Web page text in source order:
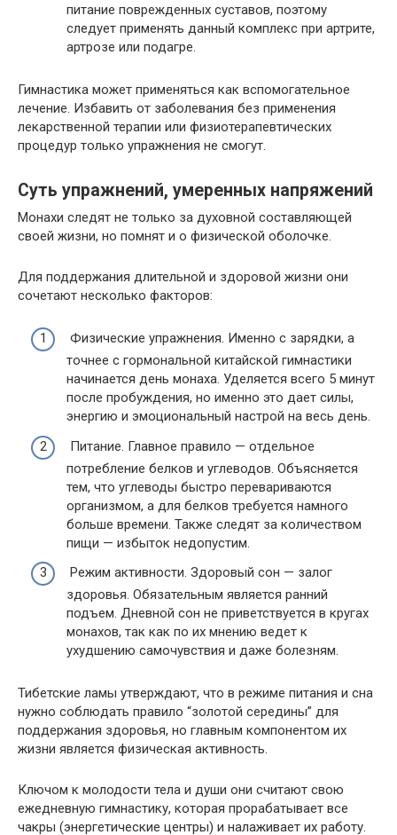
питание поврежденных суставов, поэтому
следует применять данный комплекс при артрите,
артрозе или подагре.
Гимнастика может применяться как вспомогательное
лечение. Избавить от заболевания без применения
лекарственной терапии или физиотерапевтических
процедур только упражнения не смогут.
Суть упражнений, умеренных напряжений
Монахи следят не только за духовной составляющей
своей жизни, но помнят и о физической оболочке.
Для поддержания длительной и здоровой жизни они
сочетают несколько факторов:
Физические упражнения. Именно с зарядки, а
точнее с гормональной китайской гимнастики
начинается день монаха. Уделяется всего 5 минут
после пробуждения, но именно это дает силы,
энергию и эмоциональный настрой на весь день.
Питание. Главное правило — отдельное
потребление белков и углеводов. Объясняется
тем, что углеводы быстро перевариваются
организмом, а для белков требуется намного
больше времени. Также следят за количеством
пищи — избыток недопустим.
Режим активности. Здоровый сон — залог
здоровья. Обязательным является ранний
подъем. Дневной сон не приветствуется в кругах
монахов, так как по их мнению ведет к
ухудшению самочувствия и даже болезням.
Тибетские ламы утверждают, что в режиме питания и сна
нужно соблюдать правило “золотой середины” для
поддержания здоровья, но главным компонентом их
жизни является физическая активность.
Ключом к молодости тела и души они считают свою
ежедневную гимнастику, которая прорабатывает все
чакры (энергетические центры) и налаживает их работу.